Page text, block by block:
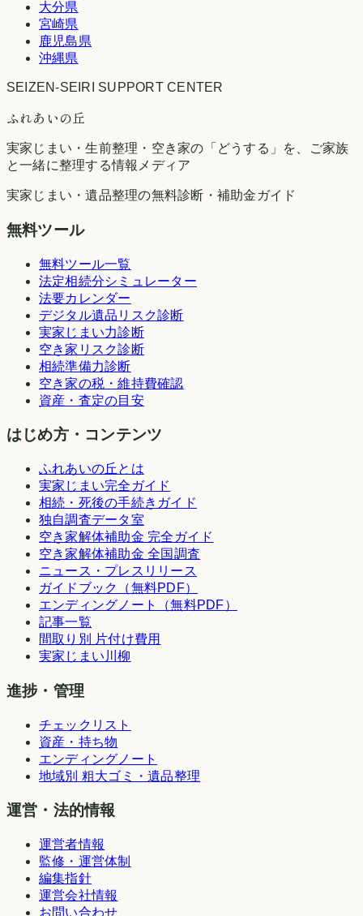
大分県
宮崎県
鹿児島県
沖縄県
SEIZEN-SEIRI SUPPORT CENTER
ふれあいの丘
実家じまい・生前整理・空き家の「どうする」を、ご家族
と一緒に整理する情報メディア
実家じまい・遺品整理の無料診断・補助金ガイド
無料ツール
無料ツール一覧
法定相続分シミュレーター
法要カレンダー
デジタル遺品リスク診断
実家じまい力診断
空き家リスク診断
相続準備力診断
空き家の税・維持費確認
資産・査定の目安
はじめ方・コンテンツ
ふれあいの丘とは
実家じまい完全ガイド
相続・死後の手続きガイド
独自調査データ室
空き家解体補助金 完全ガイド
空き家解体補助金 全国調査
ニュース・プレスリリース
ガイドブック（無料PDF）
エンディングノート（無料PDF）
記事一覧
間取り別 片付け費用
実家じまい川柳
進捗・管理
チェックリスト
資産・持ち物
エンディングノート
地域別 粗大ゴミ・遺品整理
運営・法的情報
運営者情報
監修・運営体制
編集指針
運営会社情報
お問い合わせ